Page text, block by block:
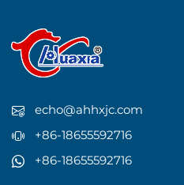
echo@ahhxjc.com
+86-18655592716
+86-18655592716